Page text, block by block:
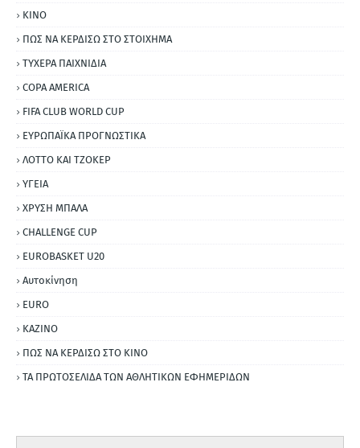
ΚΙΝΟ
ΠΩΣ ΝΑ ΚΕΡΔΙΣΩ ΣΤΟ ΣΤΟΙΧΗΜΑ
ΤΥΧΕΡΑ ΠΑΙΧΝΙΔΙΑ
COPA AMERICA
FIFA CLUB WORLD CUP
ΕΥΡΩΠΑΪΚΑ ΠΡΟΓΝΩΣΤΙΚΑ
ΛΟΤΤΟ ΚΑΙ ΤΖΟΚΕΡ
ΥΓΕΙΑ
ΧΡΥΣΗ ΜΠΑΛΑ
CHALLENGE CUP
EUROBASKET U20
Αυτοκίνηση
ΕURO
ΚΑΖΙΝΟ
ΠΩΣ ΝΑ ΚΕΡΔΙΣΩ ΣΤΟ ΚΙΝΟ
ΤΑ ΠΡΩΤΟΣΕΛΙΔΑ ΤΩΝ ΑΘΛΗΤΙΚΩΝ ΕΦΗΜΕΡΙΔΩΝ